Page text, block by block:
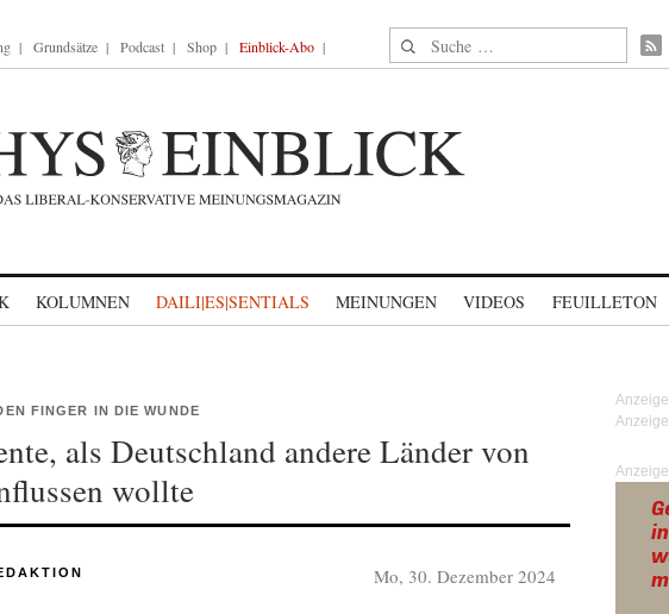
Grundsätze Podcast Shop Einblick-Abo Suche nach:
KOLUMNEN DAILI|ES|SENTIALS MEINUNGEN VIDEOS FEUILLETON
FINGER IN DIE WUNDE
als Deutschland andere Länder von
wollte
Mo, 30. Dezember 2024
Anzeige